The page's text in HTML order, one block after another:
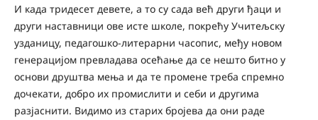
И када тридесет девете, а то су сада већ други ђаци и
други наставници ове исте школе, покрећу Учитељску
узданицу, педагошко-литерарни часопис, међу новом
генерацијом превладава осећање да се нешто битно у
основи друштва мења и да те промене треба спремно
дочекати, добро их промислити и себи и другима
разјаснити. Видимо из старих бројева да они раде